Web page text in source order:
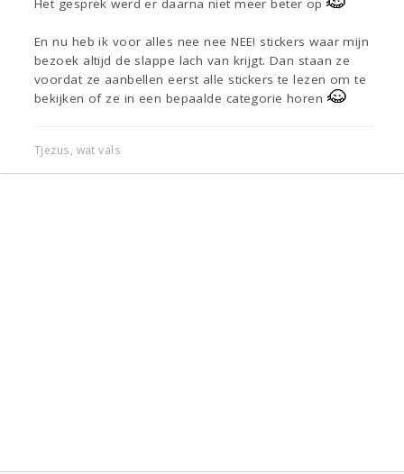
Het gesprek werd er daarna niet meer beter op
En nu heb ik voor alles nee nee NEE! stickers waar mijn
bezoek altijd de slappe lach van krijgt. Dan staan ze
voordat ze aanbellen eerst alle stickers te lezen om te
bekijken of ze in een bepaalde categorie horen
Tjezus, wat vals